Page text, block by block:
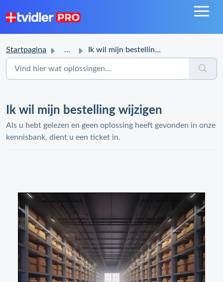
Startpagina ... Ik wil mijn bestelling wijzigen
Ik wil mijn bestelling wijzigen
Als u hebt gelezen en geen oplossing heeft gevonden in onze
kennisbank, dient u een ticket in.